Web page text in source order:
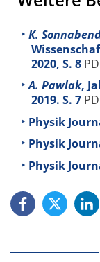
K.
2020, S. 8
A. Pawlak,
2019. S. 7
Physik
Physik
Physik